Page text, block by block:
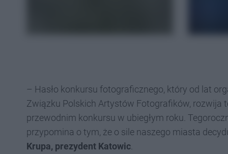
– Hasło konkursu fotograficznego, który od lat
Związku Polskich Artystów Fotografików, rozwija
przewodnim konkursu w ubiegłym roku.
przypomina o tym, że o sile naszego miasta
Krupa, prezydent Katowic